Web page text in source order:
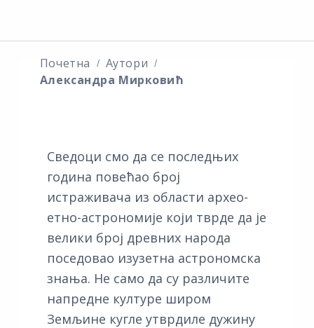
Почетна
Аутори
Александра Мирковић
Сведоци смо да се последњих
година повећао број
истраживача из области архео-
етно-астрономије који тврде да је
велики број древних народа
поседовао изузетна астрономска
знања. Не само да су различите
напредне културе широм
Земљине кугле утврдиле дужину